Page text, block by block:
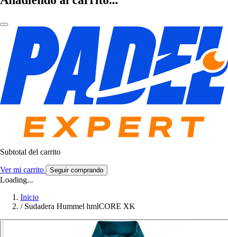
Subtotal del carrito
Ver mi carrito Seguir comprando
Loading...
Inicio
/ Sudadera Hummel hmlCORE XK